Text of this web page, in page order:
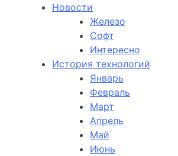
Новости
Железо
Софт
Интересно
История технологий
Январь
Февраль
Март
Апрель
Май
Июнь